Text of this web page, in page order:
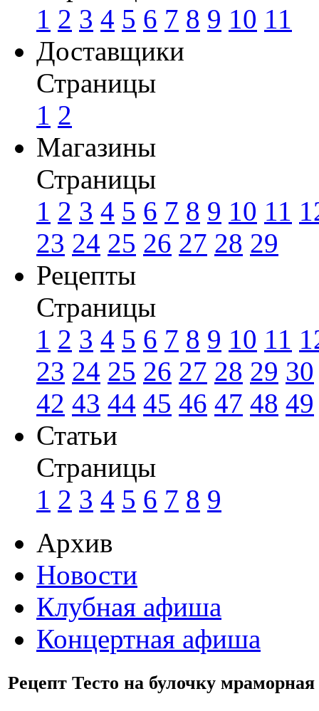
1 2 3 4 5 6 7 8 9 10 11
Доставщики
Страницы
1 2
Магазины
Страницы
1 2 3 4 5 6 7 8 9 10 11
23 24 25 26 27 28 29
Рецепты
Страницы
1 2 3 4 5 6 7 8 9 10 11
23 24 25 26 27 28 29 30
42 43 44 45 46 47 48 49
Статьи
Страницы
1 2 3 4 5 6 7 8 9
Архив
Новости
Клубная афиша
Концертная афиша
Рецепт Тесто на булочку